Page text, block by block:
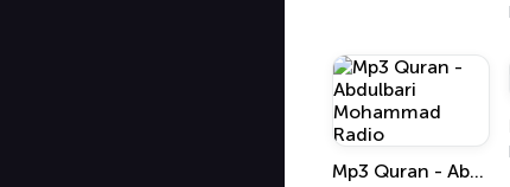
Mp3 Quran - Abdulbari Mohammad Radio